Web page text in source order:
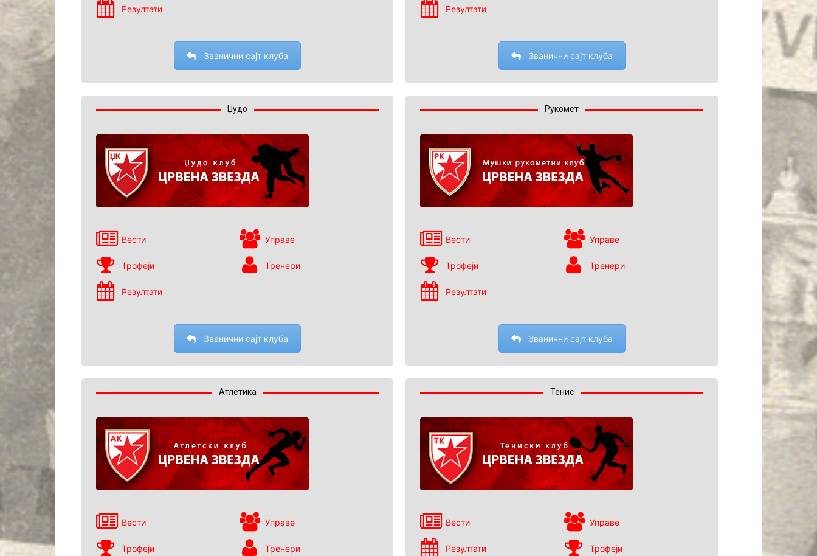
Резултати
Званични сајт клуба
Резултати
Званични сајт клуба
Џудо
Вести
Трофеји
Резултати
Управе
Тренери
Званични сајт клуба
Рукомет
Вести
Трофеји
Резултати
Управе
Тренери
Званични сајт клуба
Атлетика
Вести
Трофеји
Управе
Тренери
Тенис
Вести
Резултати
Управе
Трофеји